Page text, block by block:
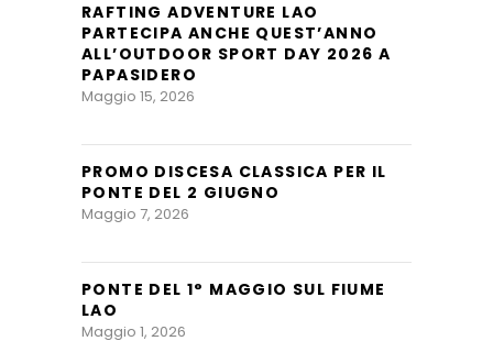
RAFTING ADVENTURE LAO
PARTECIPA ANCHE QUEST’ANNO
ALL’OUTDOOR SPORT DAY 2026 A
PAPASIDERO
Maggio 15, 2026
PROMO DISCESA CLASSICA PER IL
PONTE DEL 2 GIUGNO
Maggio 7, 2026
PONTE DEL 1° MAGGIO SUL FIUME
LAO
Maggio 1, 2026